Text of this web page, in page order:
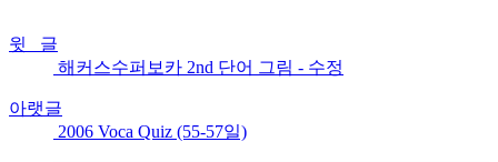
윗 글
해커스수퍼보카 2nd 단어 그림 - 수정
아랫글
2006 Voca Quiz (55-57일)